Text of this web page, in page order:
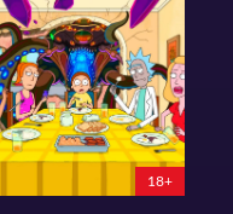
96 46
18+